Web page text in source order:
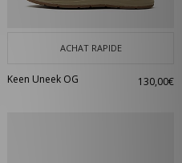
ACHAT RAPIDE
Keen Uneek OG 130,00€